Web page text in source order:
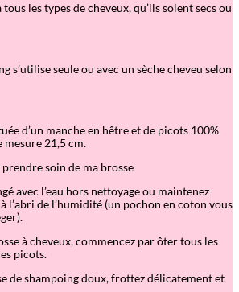
les types de cheveux, qu’ils soient secs ou
s’utilise seule ou avec un sèche cheveu selon
d’un manche en hêtre et de picots 100%
mesure 21,5 cm.
soin de ma brosse
avec l’eau hors nettoyage ou maintenez
l’abri de l’humidité (un pochon en coton vous
à cheveux, commencez par ôter tous les
picots.
de shampoing doux, frottez délicatement et